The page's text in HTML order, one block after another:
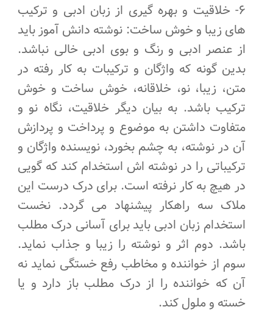
۶- خلاقیت و بهره گیری از زبان ادبی و ترکیب
های زیبا و خوش ساخت: نوشته دانش آموز باید
از عنصر ادبی و رنگ و بوی ادبی خالی نباشد.
بدین گونه که واژگان و ترکیبات به کار رفته در
متن، زیبا، نو، خلاقانه، خوش ساخت و خوش
ترکیب باشد. به بیان دیگر خلاقیت، نگاه نو و
متفاوت داشتن به موضوع و پرداخت و پردازش
آن در نوشته، به چشم بخورد، نویسنده واژگان و
ترکیباتی را در نوشته اش استخدام کند که گویی
در هیچ به کار نرفته است. برای درک درست این
ملاک سه راهکار پیشنهاد می گردد. نخست
استخدام زبان ادبی باید برای آسانی درک مطلب
باشد. دوم اثر و نوشته را زیبا و جذاب نماید.
سوم از خواننده و مخاطب رفع خستگی نماید نه
آن که خواننده را از درک مطلب باز دارد و یا
خسته و ملول کند.